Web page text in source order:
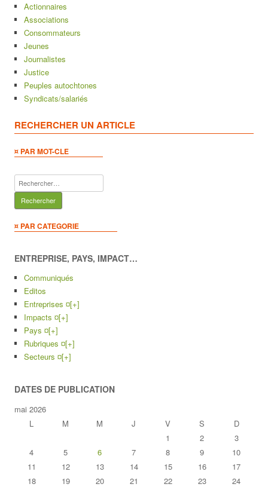
Actionnaires
Associations
Consommateurs
Jeunes
Journalistes
Justice
Peuples autochtones
Syndicats/salariés
RECHERCHER UN ARTICLE
¤ PAR MOT-CLE
Rechercher :
¤ PAR CATEGORIE
ENTREPRISE, PAYS, IMPACT…
Communiqués
Editos
Entreprises ¤[+]
Impacts ¤[+]
Pays ¤[+]
Rubriques ¤[+]
Secteurs ¤[+]
DATES DE PUBLICATION
mai 2026
L
M M J V S
D
1
2
3
4
5 6 7 8 9
10
11
12 13 14 15 16
17
18
19 20 21 22 23
24